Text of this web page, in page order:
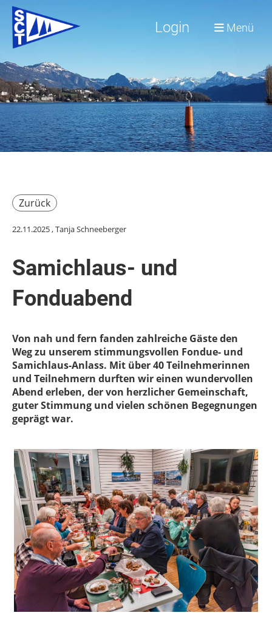
Login Menü
Zurück
22.11.2025, Tanja Schneeberger
Samichlaus- und
Fonduabend
Von nah und fern fanden zahlreiche Gäste den
Weg zu unserem stimmungsvollen Fondue- und
Samichlaus-Anlass. Mit über 40 Teilnehmerinnen
und Teilnehmern durften wir einen wundervollen
Abend erleben, der von herzlicher Gemeinschaft,
guter Stimmung und vielen schönen Begegnungen
geprägt war.